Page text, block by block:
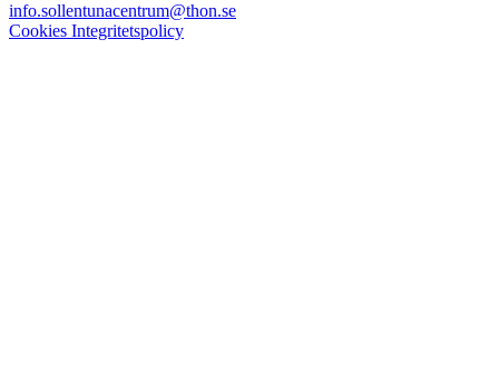
info.sollentunacentrum@thon.se
Cookies Integritetspolicy